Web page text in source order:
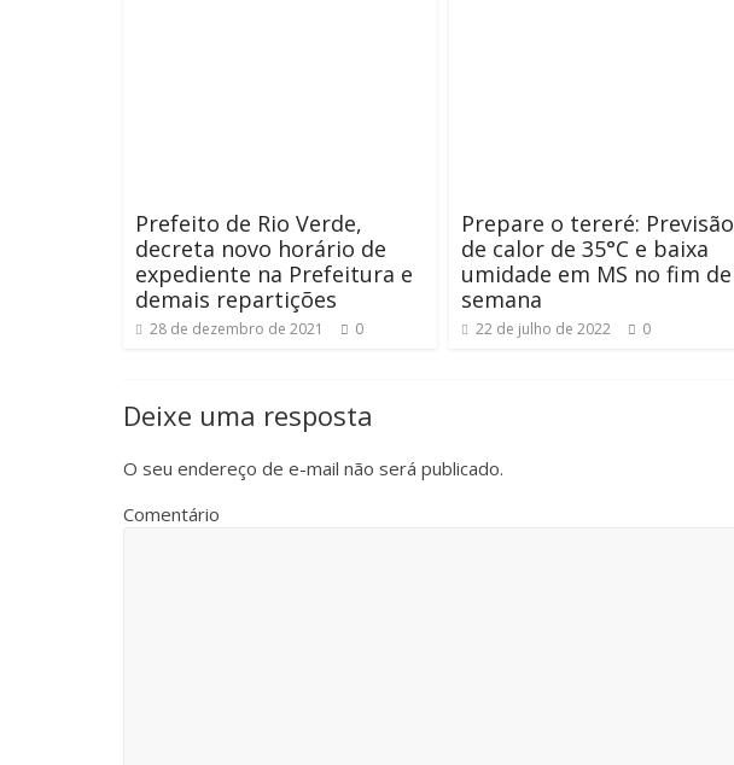
Prefeito de Rio Verde,
decreta novo horário de
expediente na Prefeitura e
demais repartições
28 de dezembro de 2021 0
Prepare o tereré: Previsão
de calor de 35°C e baixa
umidade em MS no fim de
semana
22 de julho de 2022 0
Deixe uma resposta
O seu endereço de e-mail não será publicado.
Comentário